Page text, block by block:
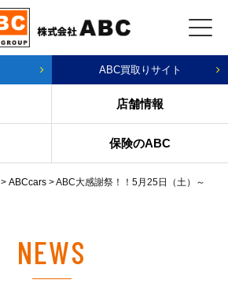
ABC買取りサイト
店舗情報
保険のABC
>ABCcars >ABC大感謝祭！！5月25日（土）～
NEWS